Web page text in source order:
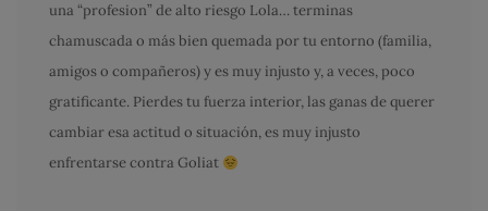
una “profesion” de alto riesgo Lola… terminas
chamuscada o más bien quemada por tu entorno (familia,
amigos o compañeros) y es muy injusto y, a veces, poco
gratificante. Pierdes tu fuerza interior, las ganas de querer
cambiar esa actitud o situación, es muy injusto
enfrentarse contra Goliat